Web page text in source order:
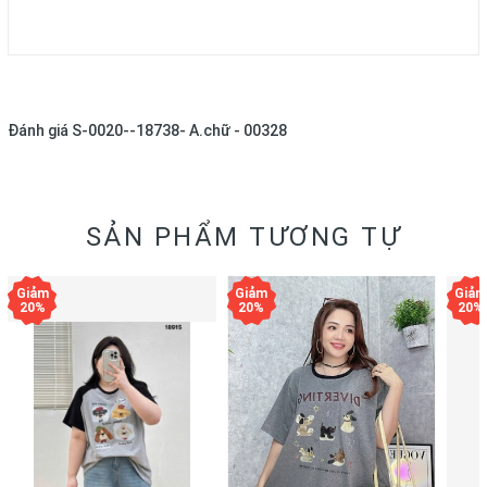
Đánh giá S-0020--18738- A.chữ - 00328
SẢN PHẨM TƯƠNG TỰ